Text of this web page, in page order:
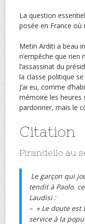
La question
posée en France où
Metin Arditi a beau
n’empêche que rien
l’assassinat du
la classe politique
J’ai eu, comme
mémoire les heures
pardonner, mais le
Citation
Pirandello au
Le garçon qui
tendit à Paolo.
Laudisi :
– » Le doute est
service à la